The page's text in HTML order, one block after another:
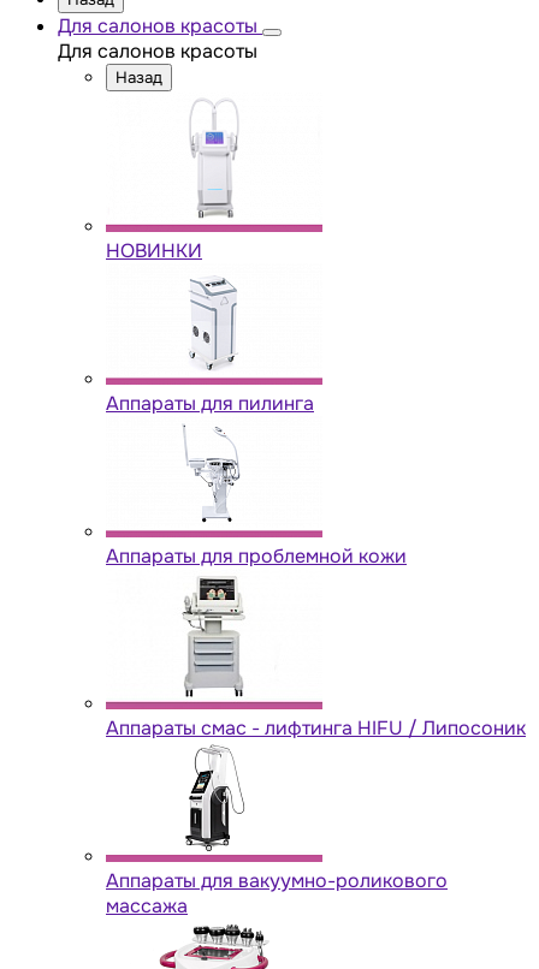
Для салонов красоты
Для салонов красоты
Назад
НОВИНКИ
Аппараты для пилинга
Аппараты для проблемной кожи
Аппараты cмас - лифтинга HIFU / Липосоник
Аппараты для вакуумно-роликового
массажа